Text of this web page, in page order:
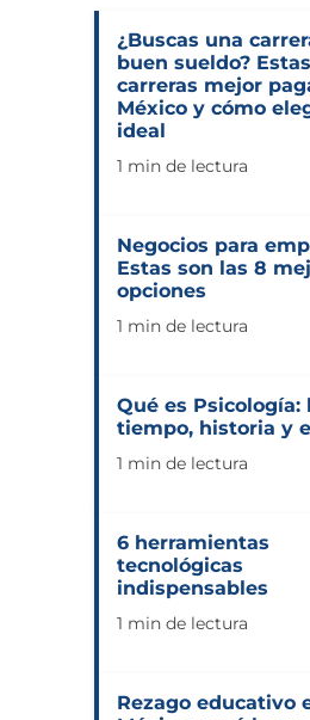
¿Buscas una
buen sueldo?
carreras mejor
México y cómo
ideal
1 min de lectura
Negocios para
Estas son las 8
opciones
1 min de lectura
Qué es Psicología:
tiempo, historia y
1 min de lectura
6 herramientas
tecnológicas
indispensables
1 min de lectura
Rezago educativo